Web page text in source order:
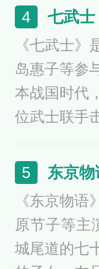
道的记者、
无法逃离，
方，也无
4 七武士
《七武士
岛惠子等参
本战国时代
位武士联手
日本战国时
七位武士共
年威尼斯
本百部电影
5 东京物
《东京物
原节子等主
城尾道的七